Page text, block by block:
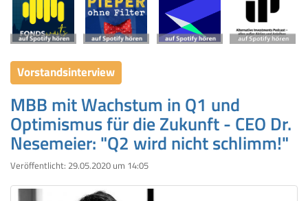
Vorstandsinterview
MBB mit Wachstum in Q1 und
Optimismus für die Zukunft - CEO Dr.
Nesemeier: "Q2 wird nicht schlimm!"
Veröffentlicht: 29.05.2020 um 14:05